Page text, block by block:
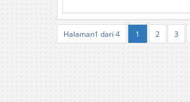
Halaman1 dari 4 1 2 3